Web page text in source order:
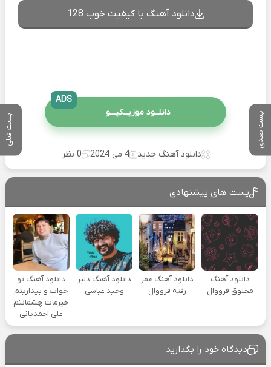
پست بعدی پست قبلی
دانلود آهنگ با کیفیت خوب 128
دانلــود موزیــکیـــو
ADS
دانلود آهنگ جدید 4 می 2024 0 نظر
پست های پیشنهادی
دانلود آهنگ
مخلوق فرووال
دانلود آهنگ عمر
رفته فرووال
دانلود آهنگ دلبر
وحید عباسی
دانلود آهنگ تو
خواب و بیداریتم
خیرمات چشمانتم
علی احمدیانی
دیدگاه خود را بگذارید